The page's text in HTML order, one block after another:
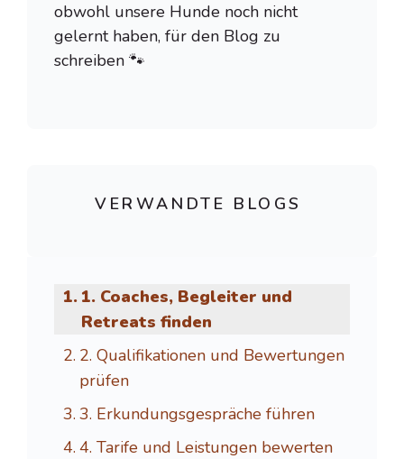
obwohl unsere Hunde noch nicht
gelernt haben, für den Blog zu
schreiben 🐾
VERWANDTE BLOGS
1. Coaches, Begleiter und
Retreats finden
2. Qualifikationen und Bewertungen
prüfen
3. Erkundungsgespräche führen
4. Tarife und Leistungen bewerten